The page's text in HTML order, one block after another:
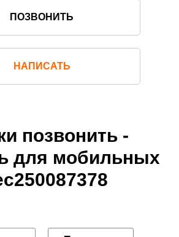
ПОЗВОНИТЬ
НАПИСАТЬ
позвонить -
для мобильных